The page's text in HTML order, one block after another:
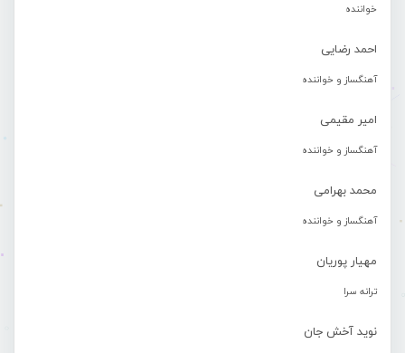
خواننده
احمد رضایی
آهنگساز و خواننده
امیر مقیمی
آهنگساز و خواننده
محمد بهرامی
آهنگساز و خواننده
مهیار پوریان
ترانه سرا
نوید آخش جان